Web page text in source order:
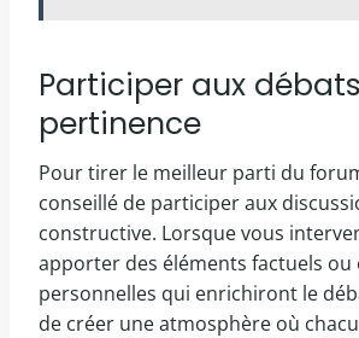
Participer aux
pertinence
Pour tirer le meilleur parti du
conseillé de participer aux
constructive. Lorsque vous
apporter des éléments factuels ou
personnelles qui enrichiront le
de créer une atmosphère où